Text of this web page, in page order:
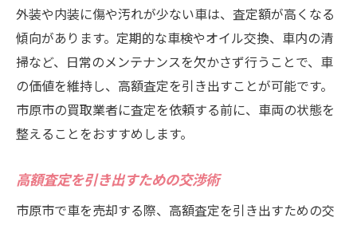
外装や内装に傷や汚れが少ない車は、査定額が高くなる
傾向があります。定期的な車検やオイル交換、車内の清
掃など、日常のメンテナンスを欠かさず行うことで、車
の価値を維持し、高額査定を引き出すことが可能です。
市原市の買取業者に査定を依頼する前に、車両の状態を
整えることをおすすめします。
高額査定を引き出すための交渉術
市原市で車を売却する際、高額査定を引き出すための交